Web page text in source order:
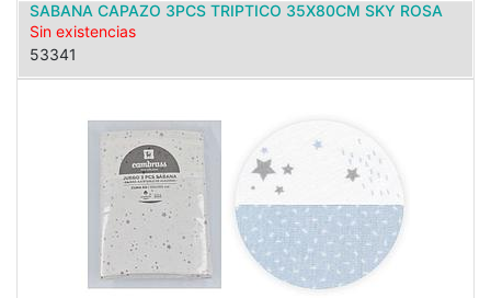
SABANA CAPAZO 3PCS TRIPTICO 35X80CM SKY ROSA
Sin existencias
53341